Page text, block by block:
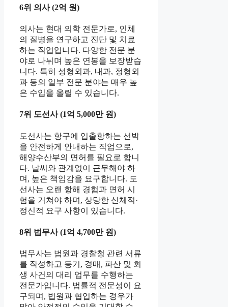
6위 의사 (2억 원)
의사는 현대 의학 전문가로, 인체
의 질병을 연구하고 진단 및 치료
하는 직업입니다. 다양한 전문 분
야로 나뉘며 높은 연봉을 보장받습
니다. 특히 성형외과, 내과, 정형외
과 등의 일부 전문 분야는 매우 높
은 수입을 올릴 수 있습니다.
7위 도선사 (1억 5,000만 원)
도선사는 항구에 입출항하는 선박
을 안전하게 안내하는 직업으로,
해양수산부의 면허를 필요로 합니
다. 날씨와 관계없이 근무해야 하
며, 높은 책임감을 요구합니다. 도
선사는 오랜 항해 경험과 면허 시
험을 거쳐야 하며, 상당한 신체적·
정신적 요구 사항이 있습니다.
8위 법무사 (1억 4,700만 원)
법무사는 법원과 경찰청 관련 서류
를 작성하고 등기, 경매, 파산 및 회
생 사건의 대리 업무를 수행하는
전문가입니다. 법률적 전문성이 요
구되며, 법원과 협업하는 경우가